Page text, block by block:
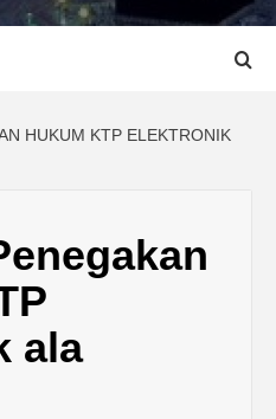
HUKUM KTP ELEKTRONIK
ala